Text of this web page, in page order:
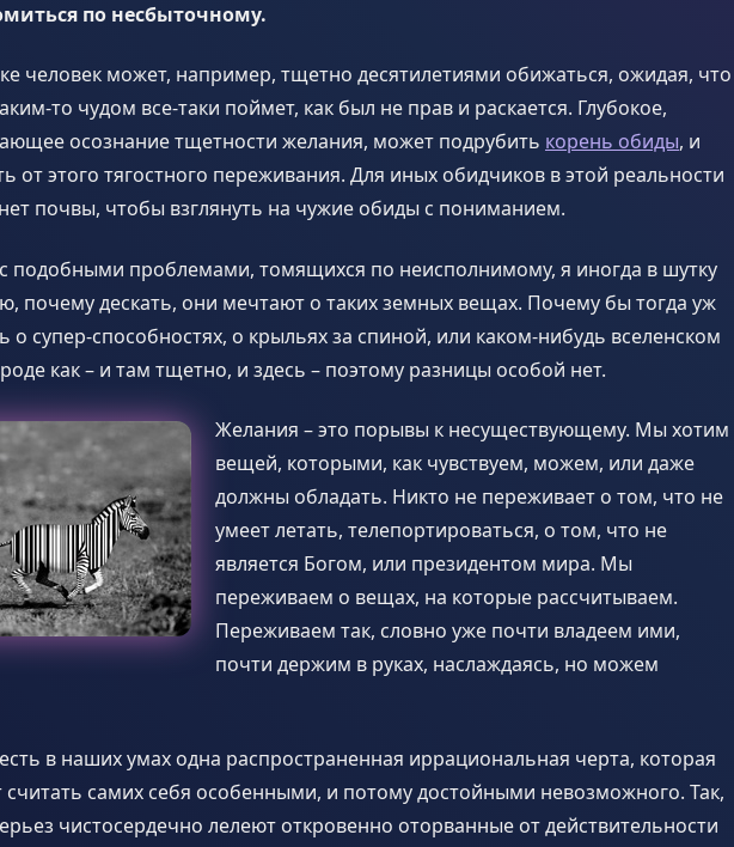
по несбыточному.
человек может, например, тщетно десятилетиями обижаться, ожидая, что
то чудом все-таки поймет, как был не прав и раскается. Глубокое,
осознание тщетности желания, может подрубить корень обиды, и
от этого тягостного переживания. Для иных обидчиков в этой реальности
почвы, чтобы взглянуть на чужие обиды с пониманием.
подобными проблемами, томящихся по неисполнимому, я иногда в шутку
почему дескать, они мечтают о таких земных вещах. Почему бы тогда уж
о супер-способностях, о крыльях за спиной, или каком-нибудь вселенском
как – и там тщетно, и здесь – поэтому разницы особой нет.
Желания – это порывы к несуществующему. Мы хотим
вещей, которыми, как чувствуем, можем, или даже
должны обладать. Никто не переживает о том, что не
умеет летать, телепортироваться, о том, что не
является Богом, или президентом мира. Мы
переживаем о вещах, на которые рассчитываем.
Переживаем так, словно уже почти владеем ими,
почти держим в руках, наслаждаясь, но можем
в наших умах одна распространенная иррациональная черта, которая
считать самих себя особенными, и потому достойными невозможного. Так,
чистосердечно лелеют откровенно оторванные от действительности